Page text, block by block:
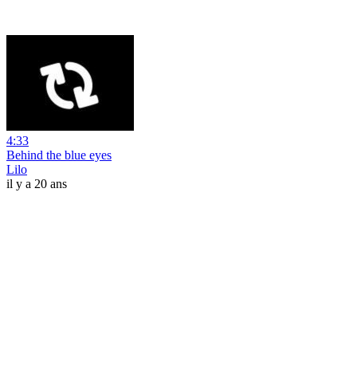
4:33
Behind the blue eyes
Lilo
il y a 20 ans